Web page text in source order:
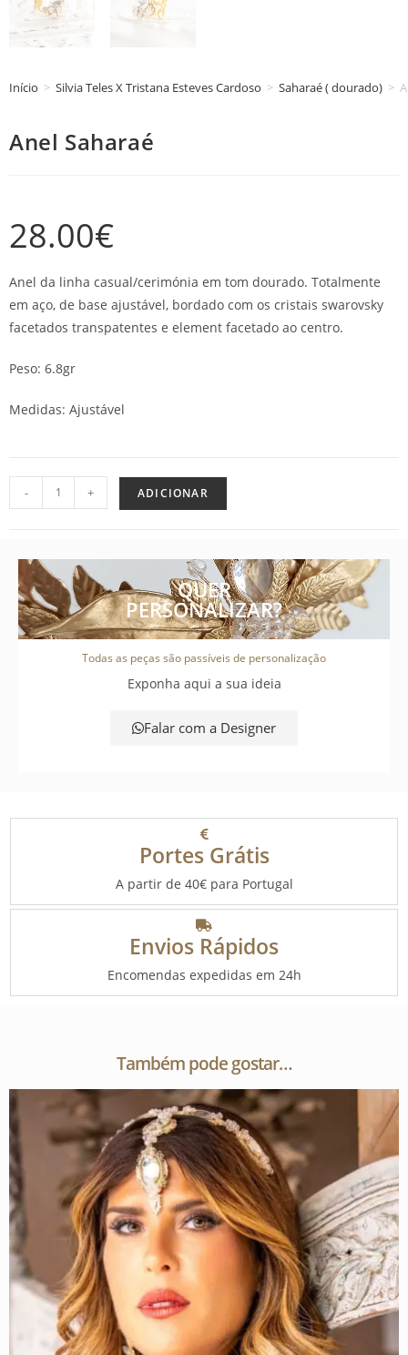
Início > Silvia Teles X Tristana Esteves Cardoso > Saharaé ( dourado) >
Anel Saharaé
28.00€
Anel da linha casual/cerimónia em tom dourado. Totalmente
em aço, de base ajustável, bordado com os cristais swarovsky
facetados transpatentes e element facetado ao centro.
Peso: 6.8gr
Medidas: Ajustável
- + ADICIONAR
QUER
PERSONALIZAR?
Todas as peças são passíveis de personalização
Exponha aqui a sua ideia
Falar com a Designer
Portes Grátis
A partir de 40€ para Portugal
Envios Rápidos
Encomendas expedidas em 24h
Também pode gostar…